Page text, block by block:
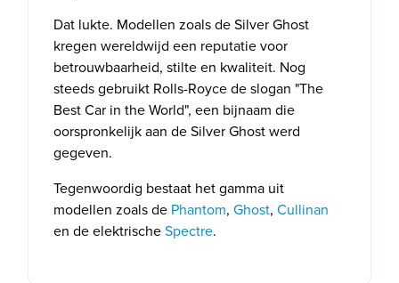
Dat lukte. Modellen zoals de Silver Ghost
kregen wereldwijd een reputatie voor
betrouwbaarheid, stilte en kwaliteit. Nog
steeds gebruikt Rolls-Royce de slogan "The
Best Car in the World", een bijnaam die
oorspronkelijk aan de Silver Ghost werd
gegeven.
Tegenwoordig bestaat het gamma uit
modellen zoals de Phantom, Ghost, Cullinan
en de elektrischeSpectre.